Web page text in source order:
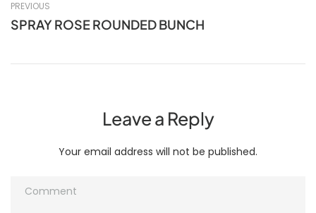
PREVIOUS
SPRAY ROSE ROUNDED BUNCH
Leave a Reply
Your email address will not be published.